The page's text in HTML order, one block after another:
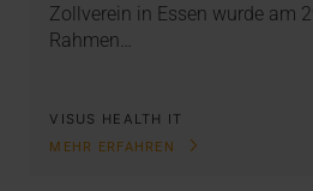
Zollverein in Essen wurde am
Rahmen…
VISUS HEALTH IT
MEHR ERFAHREN